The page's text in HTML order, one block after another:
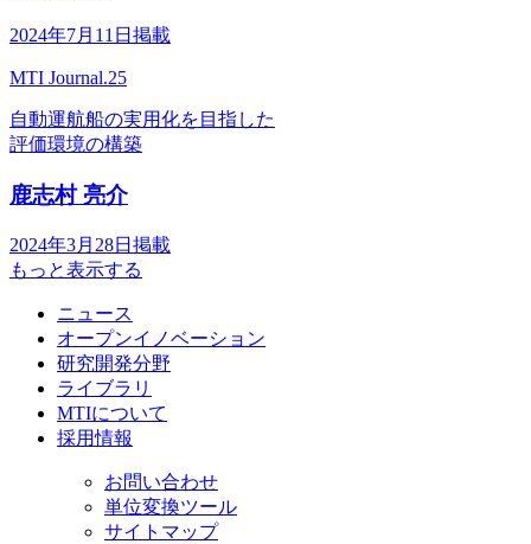
2024年7月11日掲載
MTI Journal.25
自動運航船の実用化を目指した
評価環境の構築
鹿志村 亮介
2024年3月28日掲載
もっと表示する
ニュース
オープンイノベーション
研究開発分野
ライブラリ
MTIについて
採用情報
お問い合わせ
単位変換ツール
サイトマップ